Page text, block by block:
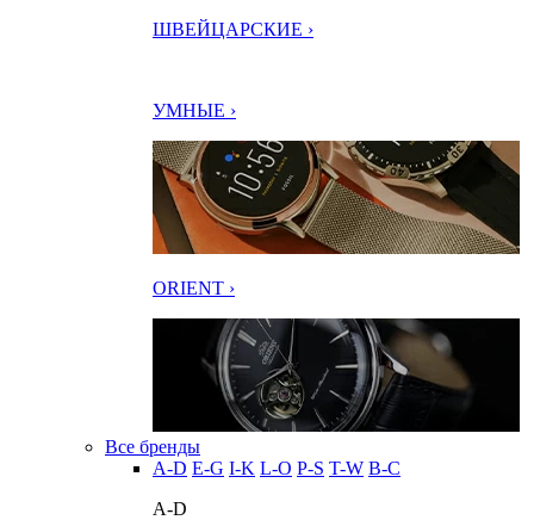
ШВЕЙЦАРСКИЕ ›
УМНЫЕ ›
ORIENT ›
Все бренды
A-D E-G I-K L-O P-S T-W В-С
A-D